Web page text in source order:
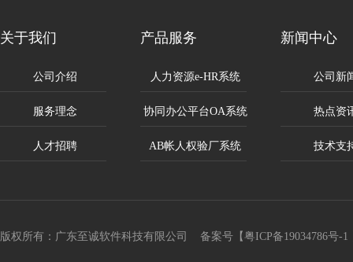
关于我们
公司介绍
服务理念
人才招聘
产品服务
人力资源e-HR系统
协同办公平台OA系统
AB帐人权验厂系统
新闻中心
公司新
热点资
技术支
版权所有：广东至诚软件科技有限公司 备案号【 粤ICP备19034786号-1